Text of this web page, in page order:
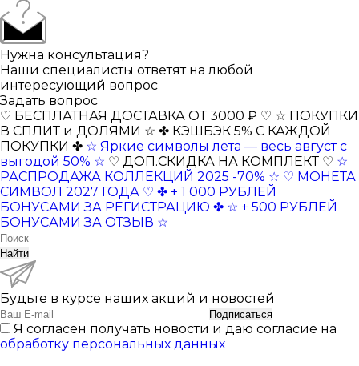
Нужна консультация?
Наши специалисты ответят на любой
интересующий вопрос
Задать вопрос
♡ БЕСПЛАТНАЯ ДОСТАВКА ОТ 3000 ₽ ♡ ☆ ПОКУПКИ
В СПЛИТ и ДОЛЯМИ ☆ ✤ КЭШБЭК 5% С КАЖДОЙ
ПОКУПКИ ✤ ☆ Яркие символы лета — весь август с
выгодой 50% ☆ ♡ ДОП.СКИДКА НА КОМПЛЕКТ ♡ ☆
РАСПРОДАЖА КОЛЛЕКЦИЙ 2025 -70% ☆ ♡ МОНЕТА
СИМВОЛ 2027 ГОДА ♡ ✤ + 1 000 РУБЛЕЙ
БОНУСАМИ ЗА РЕГИСТРАЦИЮ ✤ ☆ + 500 РУБЛЕЙ
БОНУСАМИ ЗА ОТЗЫВ ☆
Найти
Будьте в курсе наших акций и новостей
Подписаться
Я согласен получать новости и даю согласие на
обработку персональных данных